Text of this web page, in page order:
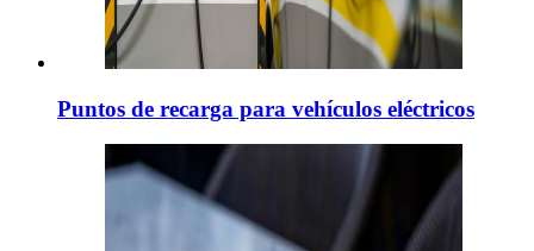
Puntos de recarga para vehículos eléctricos